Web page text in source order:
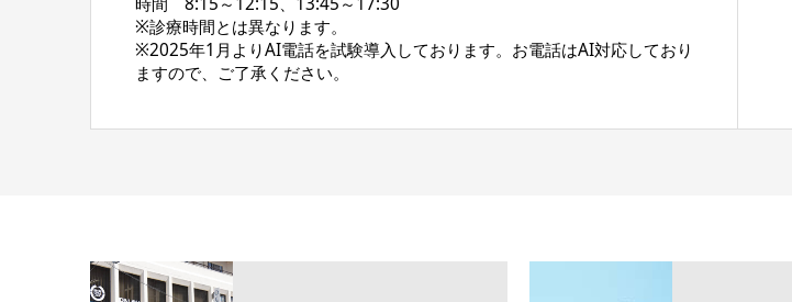
※診療時間とは異なります。
※2025年1月よりAI電話を試験導入しております。お電話はAI対応しており
ますので、ご了承ください。